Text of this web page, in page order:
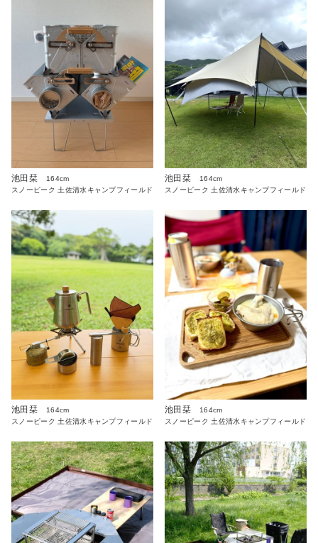
池田栞
164cm
スノーピーク 土佐清水キャンプフィールド
池田栞
164cm
スノーピーク 土佐清水キャンプフィールド
池田栞
164cm
スノーピーク 土佐清水キャンプフィールド
池田栞
164cm
スノーピーク 土佐清水キャンプフィールド